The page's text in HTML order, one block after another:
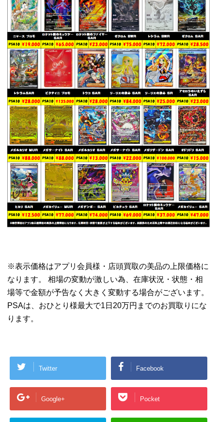
※表示価格はアプリ会員様・店頭買取の美品の上限価格に
なります。 相場の変動が激しい為、在庫状況・状態・相
場等で金額が予告なく大きく変動する場合がございます。
PSAは、おひとり様最大で1日20万円までのお買取りにな
ります。
Twitter Facebook
Google+ Pocket